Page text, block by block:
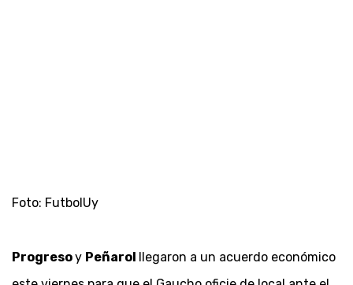
Foto: FutbolUy
Progresoy Peñarol llegaron a un acuerdo económico